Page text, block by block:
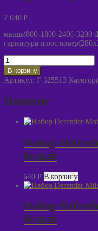
2 040 P
мышь(800-1800-2400-3200
гарнитура плюс
Количество
товара
Набор
игровой
Singularity
В корзину
Артикул: F 325513
Похожие
Набор
белый
640 P В корзину
Набор
белый